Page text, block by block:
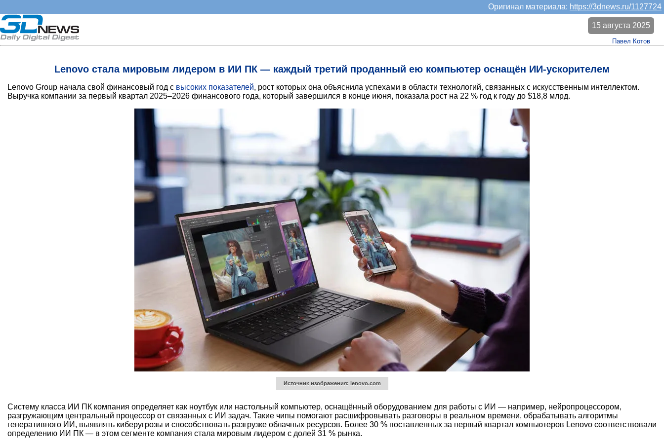
Оригинал материала: https://3dnews.ru/1127724
Lenovo стала мировым лидером в ИИ ПК — каждый третий проданный ею компьютер оснащён ИИ-ускорителем
15 августа 2025
Павел Котов
Lenovo Group начала свой финансовый год с высоких показателей, рост которых она объяснила успехами в области технологий, связанных с искусственным интеллектом.
Выручка компании за первый квартал 2025–2026 финансового года, который завершился в конце июня, показала рост на 22 % год к году до $18,8 млрд.
Источник изображения: lenovo.com
Систему класса ИИ ПК компания определяет как ноутбук или настольный компьютер, оснащённый оборудованием для работы с ИИ — например, нейропроцессором,
разгружающим центральный процессор от связанных с ИИ задач. Такие чипы помогают расшифровывать разговоры в реальном времени, обрабатывать алгоритмы
генеративного ИИ, выявлять киберугрозы и способствовать разгрузке облачных ресурсов. Более 30 % поставленных за первый квартал компьютеров Lenovo соответствовали
определению ИИ ПК — в этом сегменте компания стала мировым лидером с долей 31 % рынка.